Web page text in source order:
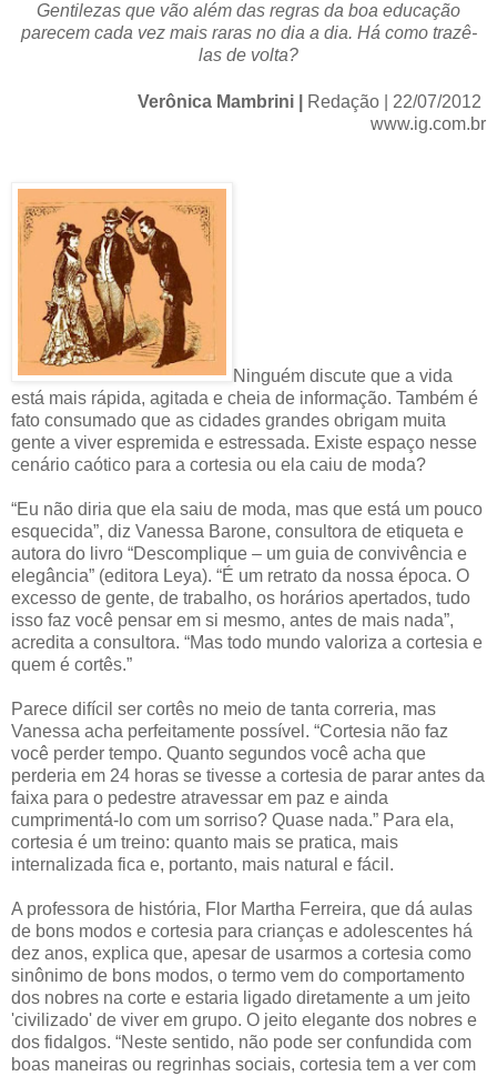
Gentilezas que vão além das regras da boa educação
parecem cada vez mais raras no dia a dia. Há como trazê-
las de volta?
Verônica Mambrini |
Redação | 22/07/2012
www.ig.com.br
Ninguém discute que a vida
está mais rápida, agitada e cheia de informação. Também é
fato consumado que as cidades grandes obrigam muita
gente a viver espremida e estressada. Existe espaço nesse
cenário caótico para a cortesia ou ela caiu de moda?
“Eu não diria que ela saiu de moda, mas que está um pouco
esquecida”, diz Vanessa Barone, consultora de etiqueta e
autora do livro “Descomplique – um guia de convivência e
elegância” (editora Leya). “É um retrato da nossa época. O
excesso de gente, de trabalho, os horários apertados, tudo
isso faz você pensar em si mesmo, antes de mais nada”,
acredita a consultora. “Mas todo mundo valoriza a cortesia e
quem é cortês.”
Parece difícil ser cortês no meio de tanta correria, mas
Vanessa acha perfeitamente possível. “Cortesia não faz
você perder tempo. Quanto segundos você acha que
perderia em 24 horas se tivesse a cortesia de parar antes da
faixa para o pedestre atravessar em paz e ainda
cumprimentá-lo com um sorriso? Quase nada.” Para ela,
cortesia é um treino: quanto mais se pratica, mais
internalizada fica e, portanto, mais natural e fácil.
A professora de história, Flor Martha Ferreira, que dá aulas
de bons modos e cortesia para crianças e adolescentes há
dez anos, explica que, apesar de usarmos a cortesia como
sinônimo de bons modos, o termo vem do comportamento
dos nobres na corte e estaria ligado diretamente a um jeito
'civilizado' de viver em grupo. O jeito elegante dos nobres e
dos fidalgos. “Neste sentido, não pode ser confundida com
boas maneiras ou regrinhas sociais, cortesia tem a ver com